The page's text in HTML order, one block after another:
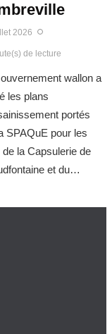
2026
de lecture
wallon a
les plans
portés
SPAQuE pour les
la Capsulerie de
et du…